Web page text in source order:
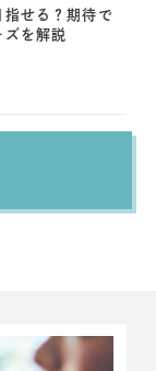
せる？期待で
ズを解説